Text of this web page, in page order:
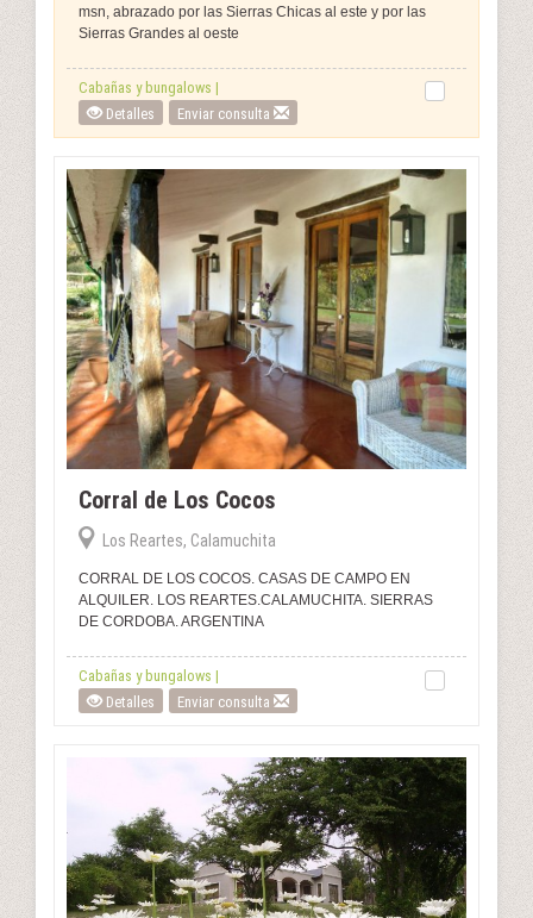
msn, abrazado por las Sierras Chicas al este y por las
Sierras Grandes al oeste
Cabañas y bungalows |
Detalles
Enviar consulta
Corral de Los Cocos
Los Reartes, Calamuchita
CORRAL DE LOS COCOS. CASAS DE CAMPO EN
ALQUILER. LOS REARTES.CALAMUCHITA. SIERRAS
DE CORDOBA. ARGENTINA
Cabañas y bungalows |
Detalles
Enviar consulta